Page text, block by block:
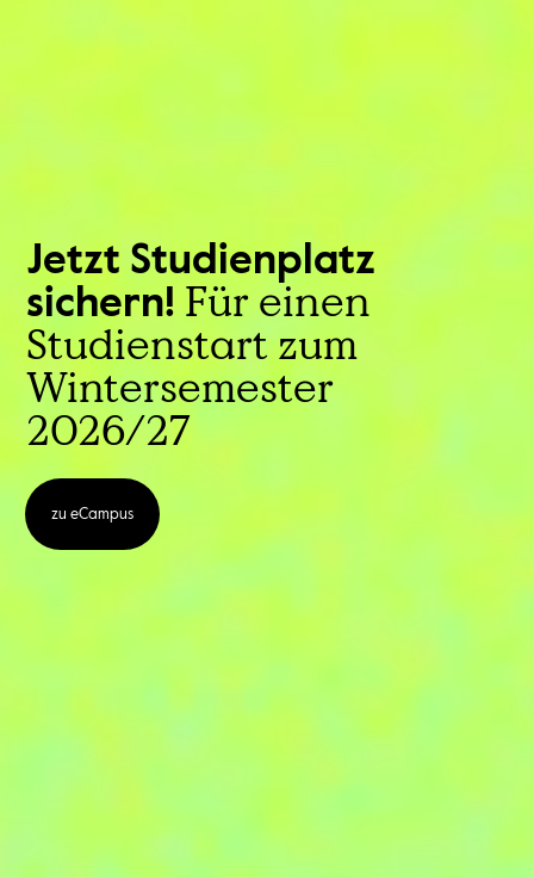
Jetzt Studienplatz
sichern! Für einen
Studienstart zum
Wintersemester
2026/27
zu eCampus